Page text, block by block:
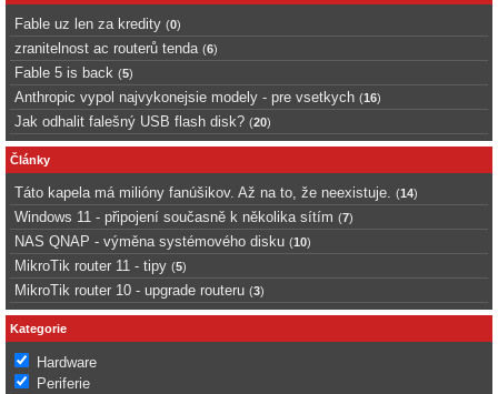
Fable uz len za kredity (0)
zranitelnost ac routerů tenda (6)
Fable 5 is back (5)
Anthropic vypol najvykonejsie modely - pre vsetkych (16)
Jak odhalit falešný USB flash disk? (20)
Články
Táto kapela má milióny fanúšikov. Až na to, že neexistuje. (14)
Windows 11 - připojení současně k několika sítím (7)
NAS QNAP - výměna systémového disku (10)
MikroTik router 11 - tipy (5)
MikroTik router 10 - upgrade routeru (3)
Kategorie
Hardware
Periferie